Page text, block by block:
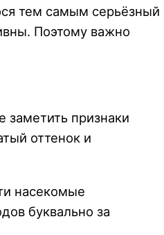
тем самым серьёзный
Поэтому важно
заметить признаки
оттенок и
насекомые
буквально за